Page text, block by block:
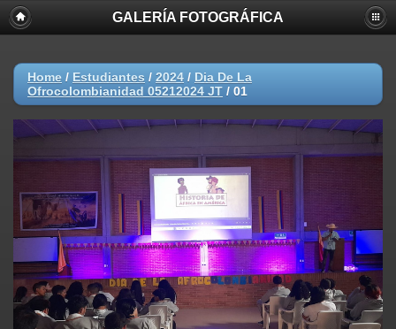
GALERÍA FOTOGRÁFICA
Home / Estudiantes / 2024 / Dia De La
Ofrocolombianidad 05212024 JT / 01